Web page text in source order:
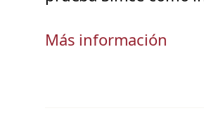
Más información